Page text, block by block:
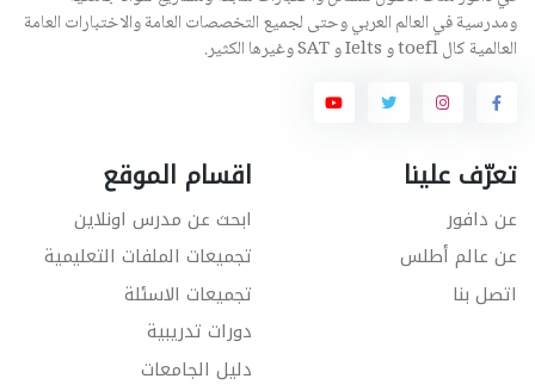
ومدرسية في العالم العربي وحتى لجميع التخصصات العامة والاختبارات العامة
العالمية كال toefl و Ielts و SAT وغيرها الكثير.
تعرّف علينا
عن دافور
عن عالم أطلس
اتصل بنا
اقسام الموقع
ابحث عن مدرس اونلاين
تجميعات الملفات التعليمية
تجميعات الاسئلة
دورات تدريبية
دليل الجامعات